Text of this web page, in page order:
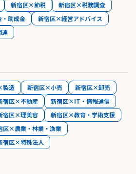
新宿区×節税
新宿区×税務調査
助成金
新宿区×経営アドバイス
連
製造 新宿区×小売
新宿区×卸売
宿区×不動産
新宿区×IT・情報通信
宿区×理美容
新宿区×教育・学術支援
区×農業・林業・漁業
宿区×特殊法人